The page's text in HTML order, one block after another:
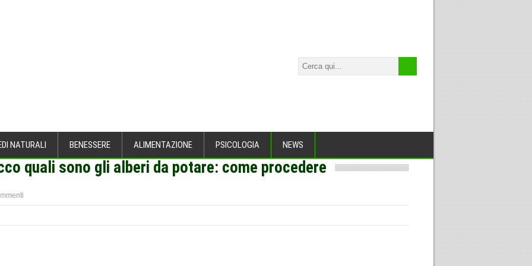
NATURALI BENESSERE ALIMENTAZIONE PSICOLOGIA NEWS
quali sono gli alberi da potare: come procedere